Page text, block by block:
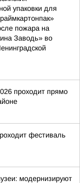
упаковки для
пожара на
Заводь» во
проходит прямо
фестиваль
модернизируют